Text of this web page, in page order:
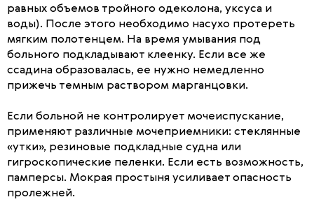
равных объемов тройного одеколона, уксуса и
воды). После этого необходимо насухо протереть
мягким полотенцем. На время умывания под
больного подкладывают клеенку. Если все же
ссадина образовалась, ее нужно немедленно
прижечь темным раствором марганцовки.
Если больной не контролирует мочеиспускание,
применяют различные мочеприемники: стеклянные
«утки», резиновые подкладные судна или
гигроскопические пеленки. Если есть возможность,
памперсы. Мокрая простыня усиливает опасность
пролежней.